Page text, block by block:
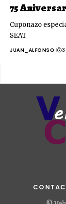
75
Cuponazo
SEAT
JUAN_ALFONSO